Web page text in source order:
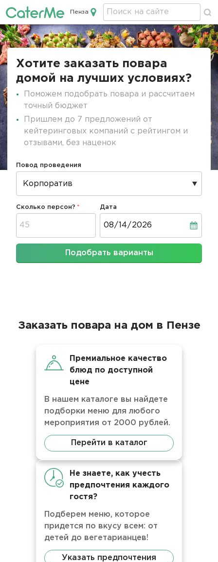
Кейтеринг в Пензе
Пенза
Строка
Хотите заказать повара
домой на лучших условиях?
Поможем подобрать повара и рассчитаем
точный бюджет
Пришлем до 7 предложений от
кейтеринговых компаний с рейтингом и
отзывами, без наценок
Повод проведения
Сколько персон? Дата
Подобрать варианты
Заказать повара на дом в Пензе
Премиальное качество
блюд по доступной
цене
В нашем каталоге вы найдете
подборки меню для любого
мероприятия от 2000 рублей.
Перейти в каталог
Не знаете, как учесть
предпочтения каждого
гостя?
Подберем меню, которое
придется по вкусу всем: от
детей до вегетарианцев!
Указать предпочтения